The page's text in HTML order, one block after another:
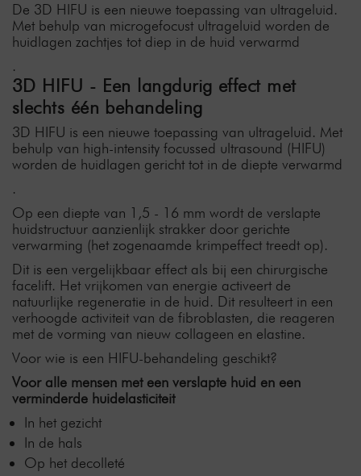
De 3D HIFU is een nieuwe toepassing van ultrageluid.
Met behulp van microgefocust ultrageluid worden de
huidlagen zachtjes tot diep in de huid verwarmd
.
3D HIFU - Een langdurig effect met
slechts één behandeling
3D HIFU is een nieuwe toepassing van ultrageluid. Met
behulp van high-intensity focussed ultrasound (HIFU)
worden de huidlagen gericht tot in de diepte verwarmd
.
Op een diepte van 1,5 - 16 mm wordt de verslapte
huidstructuur aanzienlijk strakker door gerichte
verwarming (het zogenaamde krimpeffect treedt op).
Dit is een vergelijkbaar effect als bij een chirurgische
facelift. Het vrijkomen van energie activeert de
natuurlijke regeneratie in de huid. Dit resulteert in een
verhoogde activiteit van de fibroblasten, die reageren
met de vorming van nieuw collageen en elastine.
Voor wie is een HIFU-behandeling geschikt?
Voor alle mensen met een verslapte huid en een
verminderde huidelasticiteit
In het gezicht
In de hals
Op het decolleté